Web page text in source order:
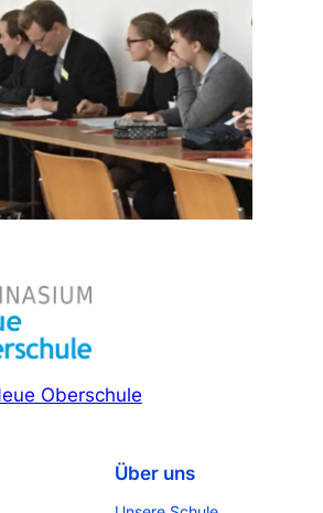
Oberschule
Über uns